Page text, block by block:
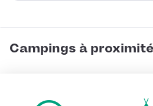
Campings à proximité